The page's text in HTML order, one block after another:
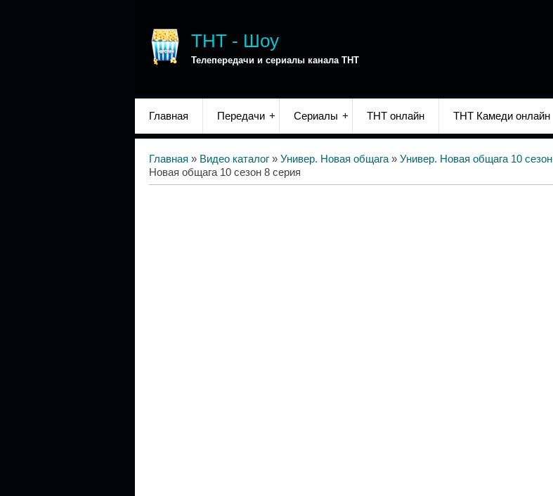
ТНТ - Шоу
Телепередачи и сериалы канала ТНТ
Главная Передачи Сериалы ТНТ онлайн ТНТ Камеди онлайн
Главная » Видео каталог » Универ. Новая общага » Универ. Новая общага 10 сезон
Новая общага 10 сезон 8 серия